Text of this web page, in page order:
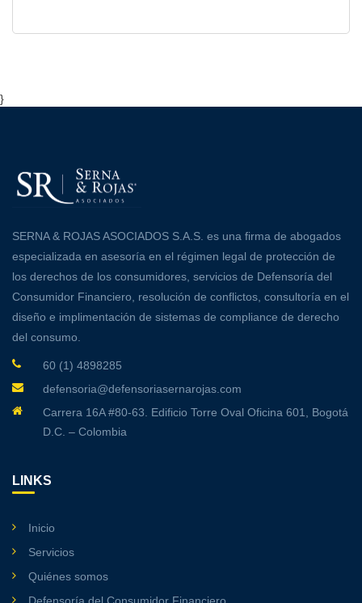
}
SERNA & ROJAS ASOCIADOS S.A.S. es una firma de abogados
especializada en asesoría en el régimen legal de protección de
los derechos de los consumidores, servicios de Defensoría del
Consumidor Financiero, resolución de conflictos, consultoría en el
diseño e implimentación de sistemas de compliance de derecho
del consumo.
60 (1) 4898285
defensoria@defensoriasernarojas.com
Carrera 16A #80-63. Edificio Torre Oval Oficina 601, Bogotá
D.C. – Colombia
LINKS
Inicio
Servicios
Quiénes somos